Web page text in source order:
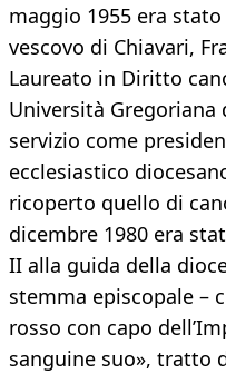
maggio 1955 era
vescovo di Chiavari,
Laureato in Diritto
Università Gregoriana
servizio come
ecclesiastico
ricoperto quello di
dicembre 1980 era
II alla guida della
stemma episcopale –
rosso con capo
sanguine suo», tratto